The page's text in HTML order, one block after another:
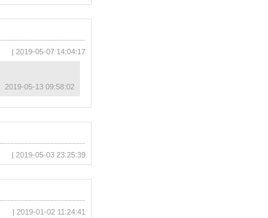
| 2019-05-07 14:04:17
2019-05-13 09:58:02
| 2019-05-03 23:25:39
| 2019-01-02 11:24:41